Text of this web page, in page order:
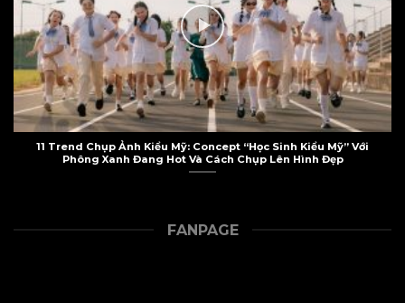
11 Trend Chụp Ảnh Kiểu Mỹ: Concept “Học Sinh Kiểu Mỹ” Với
Phông Xanh Đang Hot Và Cách Chụp Lên Hình Đẹp
FANPAGE